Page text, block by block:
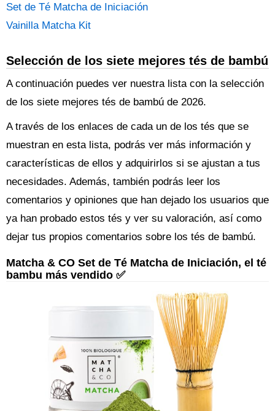
Set de Té Matcha de Iniciación
Vainilla Matcha Kit
Selección de los siete mejores tés de bambú
A continuación puedes ver nuestra lista con la selección
de los siete mejores tés de bambú de 2026.
A través de los enlaces de cada un de los tés que se
muestran en esta lista, podrás ver más información y
características de ellos y adquirirlos si se ajustan a tus
necesidades. Además, también podrás leer los
comentarios y opiniones que han dejado los usuarios que
ya han probado estos tés y ver su valoración, así como
dejar tus propios comentarios sobre los tés de bambú.
Matcha & CO Set de Té Matcha de Iniciación, el té
bambu más vendido ✅